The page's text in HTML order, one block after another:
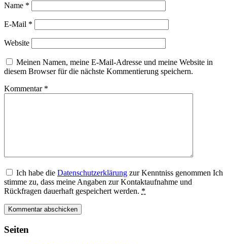
Name *
E-Mail *
Website
Meinen Namen, meine E-Mail-Adresse und meine Website in
diesem Browser für die nächste Kommentierung speichern.
Kommentar *
Ich habe die Datenschutzerklärung zur Kenntniss genommen Ich
stimme zu, dass meine Angaben zur Kontaktaufnahme und
Rückfragen dauerhaft gespeichert werden. *
Seiten